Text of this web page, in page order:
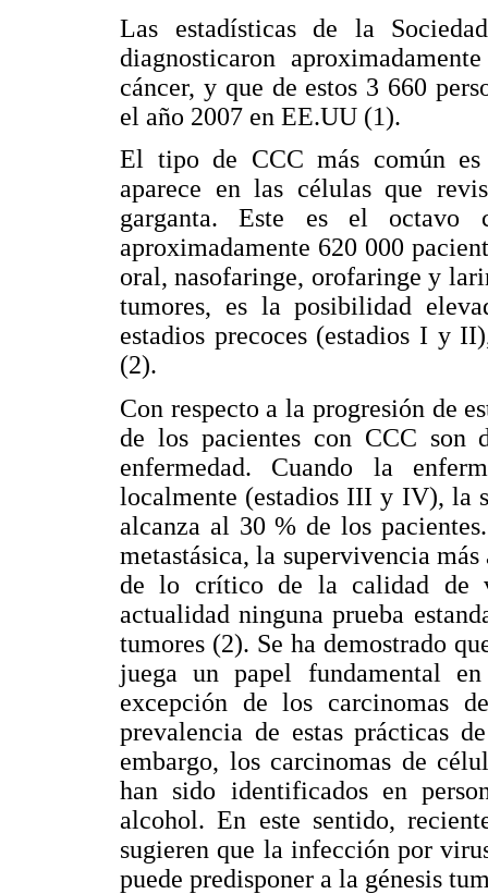
Las estadísticas de la
diagnosticaron
cáncer, y que de estos 3 660
el año 2007 en EE.UU (1).
El tipo de CCC más común es
aparece en las células que
garganta. Este es el octavo
aproximadamente 620 000
oral, nasofaringe, orofaringe y
tumores, es la posibilidad
estadios precoces (estadios I y
(2).
Con respecto a la progresión de
de los pacientes con CCC son
enfermedad. Cuando la
localmente (estadios III y IV), la
alcanza al 30 % de los
metastásica, la supervivencia
de lo crítico de la calidad de
actualidad ninguna prueba
tumores (2). Se ha demostrado
juega un papel fundamental
excepción de los carcinomas
prevalencia de estas prácticas
embargo, los carcinomas de
han sido identificados en
alcohol. En este sentido,
sugieren que la infección por
puede predisponer a la génesis